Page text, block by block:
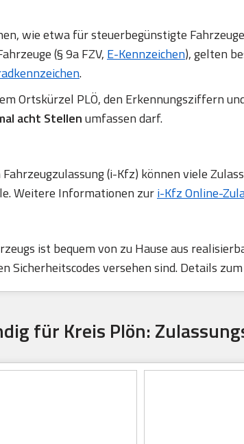
wie etwa für steuerbegünstigte
(§ 9a FZV, E-Kennzeichen), gelten
.
Ortskürzel PLÖ, den Erkennungsziffern
acht Stellenumfassen darf.
(i-Kfz) können viele
Weitere Informationen zuri-Kfz Online-
ist bequem von zu Hause aus
Sicherheitscodes versehen sind. Details zum
für Kreis Plön: